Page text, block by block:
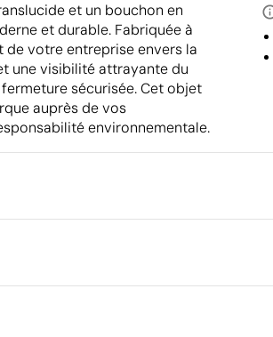
et un bouchon en
et durable. Fabriquée à
votre entreprise envers la
une visibilité attrayante du
sécurisée. Cet objet
auprès de vos
environnementale.
cm